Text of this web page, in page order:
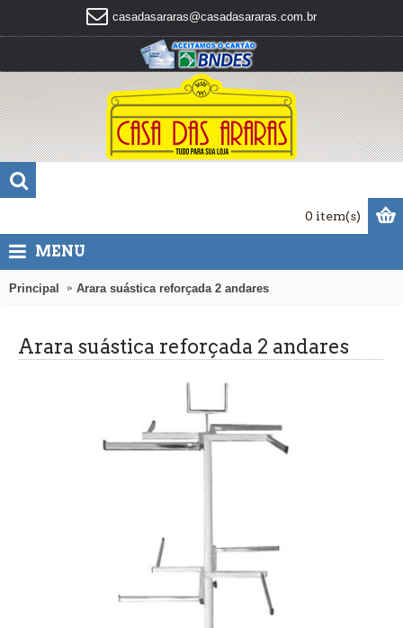
casadasararas@casadasararas.com.br
0 item(s)
MENU
Principal Arara suástica reforçada 2 andares
Arara suástica reforçada 2 andares